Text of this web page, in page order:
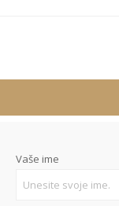
Vaše ime